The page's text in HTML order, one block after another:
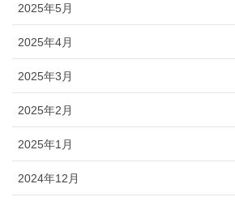
2025年5月
2025年4月
2025年3月
2025年2月
2025年1月
2024年12月